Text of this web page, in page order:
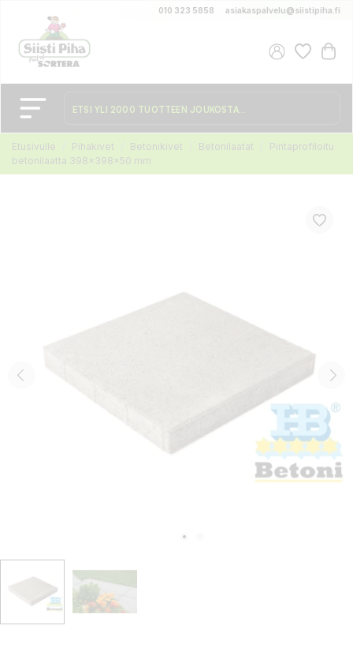
010 323 5858 asiakaspalvelu@siistipiha.fi
Etusivulle Pihakivet Betonikivet Betonilaatat
Pintaprofiloitu
betonilaatta 398x398x50 mm